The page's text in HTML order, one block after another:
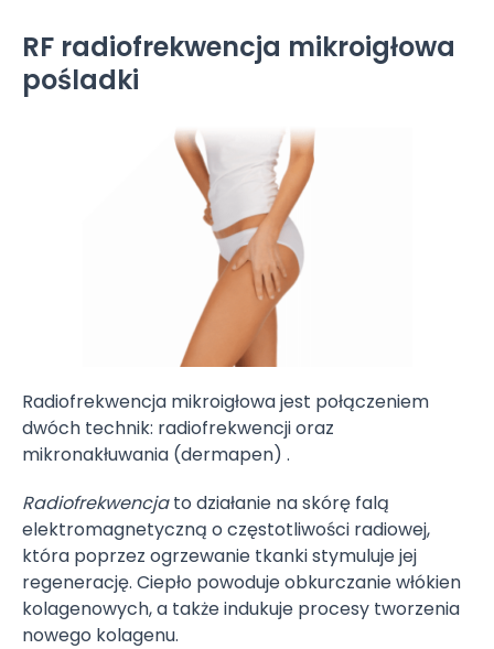
RF radiofrekwencja mikroigłowa
pośladki
Radiofrekwencja mikroigłowa jest połączeniem
dwóch technik: radiofrekwencji oraz
mikronakłuwania (dermapen) .
Radiofrekwencjato działanie na skórę falą
elektromagnetyczną o częstotliwości radiowej,
która poprzez ogrzewanie tkanki stymuluje jej
regenerację. Ciepło powoduje obkurczanie włókien
kolagenowych, a także indukuje procesy tworzenia
nowego kolagenu.